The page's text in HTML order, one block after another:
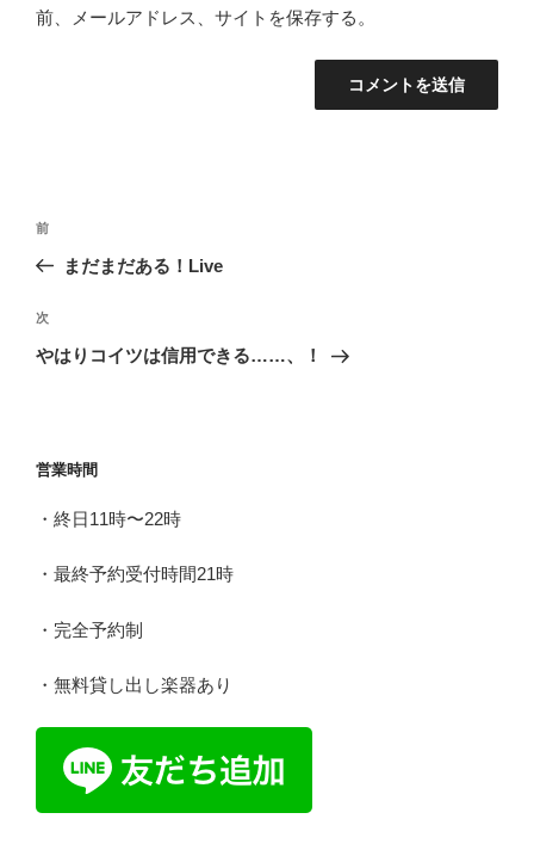
前、メールアドレス、サイトを保存する。
投
ビ
ゲ
ン
前
の
稿
前
まだまだある！Live
次
の
次
やはりコイツは信用できる……、！
営業時間
・終日11時〜22時
・最終予約受付時間21時
・完全予約制
・無料貸し出し楽器あり